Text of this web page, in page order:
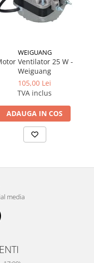
WEIGUANG
Ventilator 25 W -
Weiguang
105,00 Lei
TVA inclus
ADAUGA IN COS
media